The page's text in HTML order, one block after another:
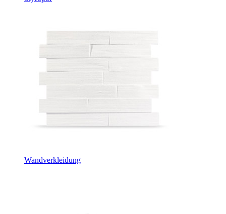
Wandverkleidung